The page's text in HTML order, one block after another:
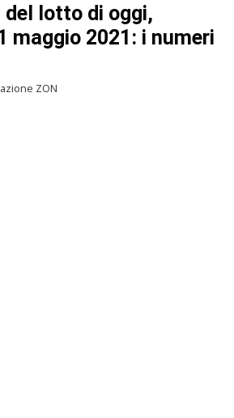
del lotto di oggi,
maggio 2021: i numeri
ZON